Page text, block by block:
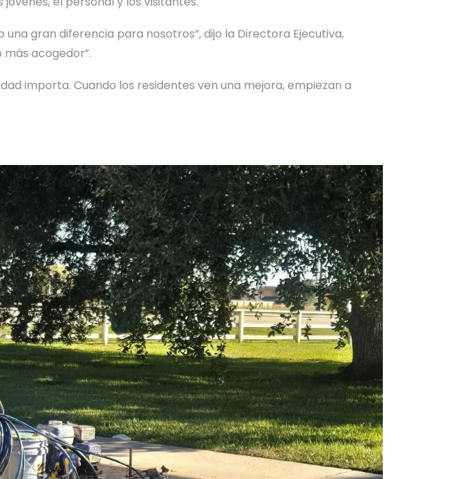
gran diferencia para nosotros”, dijo la Directora Ejecutiva,
acogedor”.
importa. Cuando los residentes ven una mejora, empiezan a